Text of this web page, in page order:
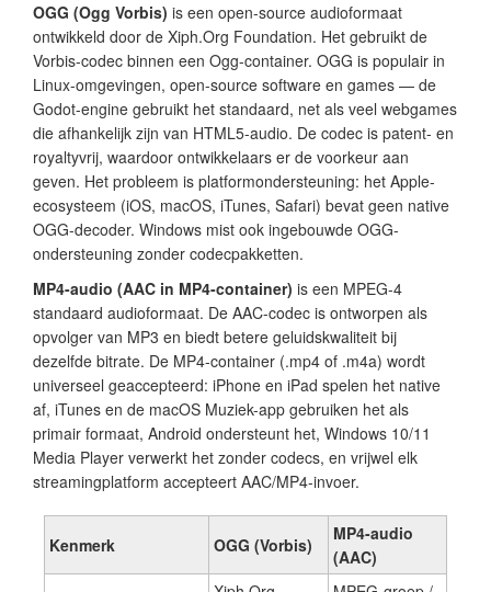
OGG (Ogg Vorbis) is een open-source audioformaat
ontwikkeld door de Xiph.Org Foundation. Het gebruikt de
Vorbis-codec binnen een Ogg-container. OGG is populair in
Linux-omgevingen, open-source software en games — de
Godot-engine gebruikt het standaard, net als veel webgames
die afhankelijk zijn van HTML5-audio. De codec is patent- en
royaltyvrij, waardoor ontwikkelaars er de voorkeur aan
geven. Het probleem is platformondersteuning: het Apple-
ecosysteem (iOS, macOS, iTunes, Safari) bevat geen native
OGG-decoder. Windows mist ook ingebouwde OGG-
ondersteuning zonder codecpakketten.
MP4-audio (AAC in MP4-container) is een MPEG-4
standaard audioformaat. De AAC-codec is ontworpen als
opvolger van MP3 en biedt betere geluidskwaliteit bij
dezelfde bitrate. De MP4-container (.mp4 of .m4a) wordt
universeel geaccepteerd: iPhone en iPad spelen het native
af, iTunes en de macOS Muziek-app gebruiken het als
primair formaat, Android ondersteunt het, Windows 10/11
Media Player verwerkt het zonder codecs, en vrijwel elk
streamingplatform accepteert AAC/MP4-invoer.
Kenmerk OGG (Vorbis)
MP4-audio
(AAC)